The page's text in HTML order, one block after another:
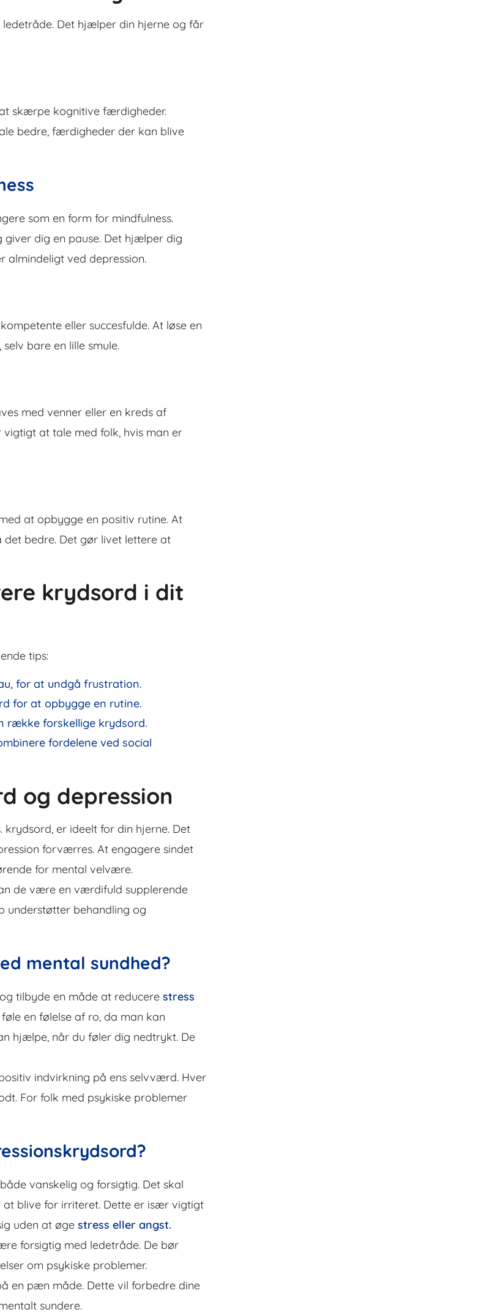
Det hjælper din hjerne og får
skærpe kognitive færdigheder.
bedre, færdigheder der kan blive
som en form for mindfulness.
dig en pause. Det hjælper dig
almindeligt ved depression.
eller succesfulde. At løse en
bare en lille smule.
med venner eller en kreds af
at tale med folk, hvis man er
at opbygge en positiv rutine. At
bedre. Det gør livet lettere at
krydsord i dit
tips:
for at undgå frustration.
for at opbygge en rutine.
række forskellige krydsord.
fordelene ved social
og depression
er ideelt for din hjerne. Det
forværres. At engagere sindet
for mental velvære.
de være en værdifuld supplerende
understøtter behandling og
mental sundhed?
tilbyde en måde at reducere stress
en følelse af ro, da man kan
hjælpe, når du føler dig nedtrykt. De
indvirkning på ens selvværd. Hver
For folk med psykiske problemer
vanskelig og forsigtig. Det skal
blive for irriteret. Dette er især vigtigt
uden at øge stress eller angst.
forsigtig med ledetråde. De bør
om psykiske problemer.
en pæn måde. Dette vil forbedre dine
sundere.